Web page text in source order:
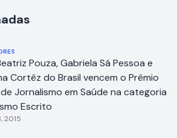
Pouza, Gabriela Sá Pessoa e
Cortêz do Brasil vencem o Prêmio
Jornalismo em Saúde na categoria
Escrito
2015